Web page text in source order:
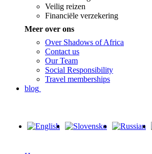
Veilig reizen
Financiële verzekering
Meer over ons
Over Shadows of Africa
Contact us
Our Team
Social Responsibility
Travel memberships
blog